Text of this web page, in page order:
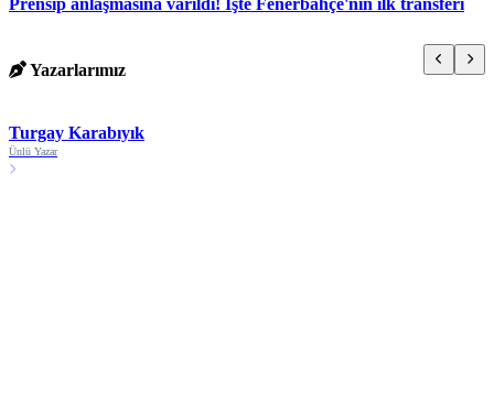
Yazarlarımız
Turgay Karabıyık
Ünlü Yazar